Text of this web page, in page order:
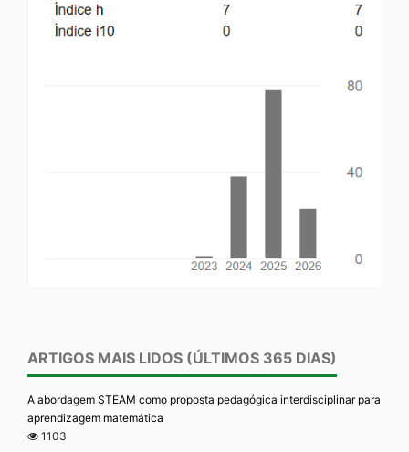
ARTIGOS MAIS LIDOS (ÚLTIMOS 365 DIAS)
A abordagem STEAM como proposta pedagógica interdisciplinar para
aprendizagem matemática
1103